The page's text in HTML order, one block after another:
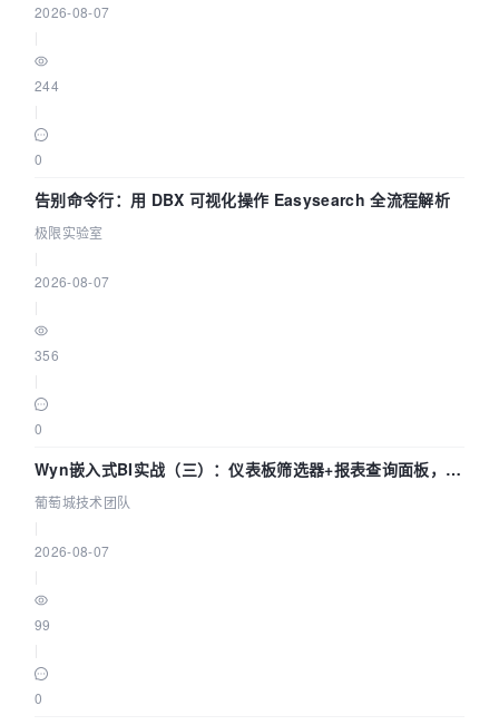
2026-08-07
244
0
告别命令行：用 DBX 可视化操作 Easysearch 全流程解析
极限实验室
2026-08-07
356
0
Wyn嵌入式BI实战（三）：仪表板筛选器+报表查询面板，参
数联动全闭环
葡萄城技术团队
2026-08-07
99
0